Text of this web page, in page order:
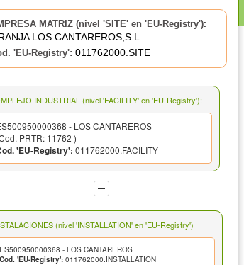
MATRIZ (nivel 'SITE' en 'EU-Registry'):
LOS CANTAREROS,S.L.
'EU-Registry': 011762000.SITE
INDUSTRIAL (nivel 'FACILITY' en 'EU-Registry'):
- LOS CANTAREROS
PRTR: 11762 )
'EU-Registry': 011762000.FACILITY
(nivel 'INSTALLATION' en 'EU-Registry')
ES500950000368 - LOS CANTAREROS
Cod. 'EU-Registry':011762000.INSTALLATION